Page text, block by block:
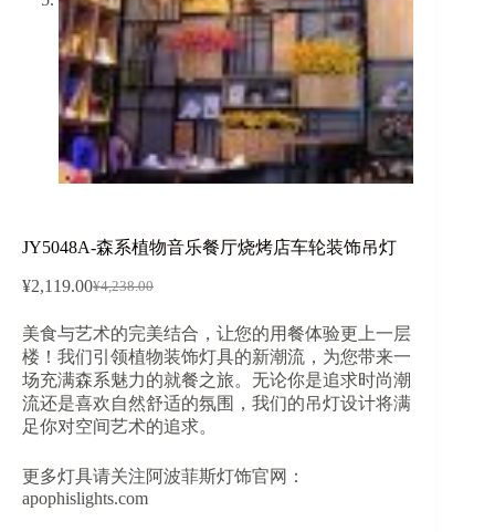
JY5048A-森系植物音乐餐厅烧烤店车轮装饰吊灯
¥4,238.00
原
为：
¥4,238.00。
¥2,119.00当
价
格
为：
¥2,119.00。
美食与艺术的完美结合，让您的用餐体验更上一层
楼！我们引领植物装饰灯具的新潮流，为您带来一
场充满森系魅力的就餐之旅。无论你是追求时尚潮
流还是喜欢自然舒适的氛围，我们的吊灯设计将满
足你对空间艺术的追求。
更多灯具请关注阿波菲斯灯饰官网：
apophislights.com